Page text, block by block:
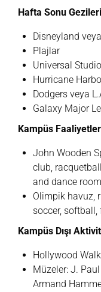
Hafta Sonu Gezileri
Disneyland
Plajlar
Universal
Hurricane
Dodgers veya
Galaxy Major
Kampüs
John Wooden
club,
and dance
Olimpik havuz,
soccer,
Kampüs Dışı
Hollywood
Müzeler: J.
Armand